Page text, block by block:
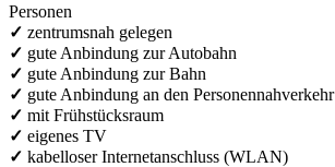
Personen
✓ zentrumsnah gelegen
✓ gute Anbindung zur Autobahn
✓ gute Anbindung zur Bahn
✓ gute Anbindung an den Personennahverkehr
✓ mit Frühstücksraum
✓ eigenes TV
✓ kabelloser Internetanschluss (WLAN)